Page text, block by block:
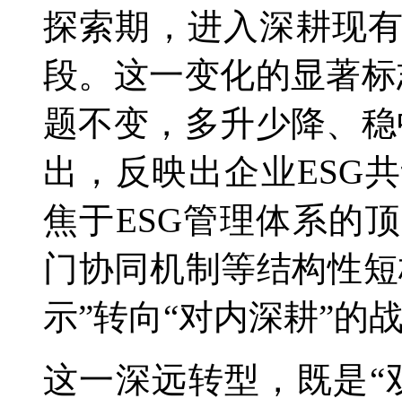
探索期，进入深耕现
段。这一变化的显著
题不变，多升少降、
出，反映出企业ESG
焦于ESG管理体系的
门协同机制等结构性
示”转向“对内深耕”的
这一深远转型，既是“